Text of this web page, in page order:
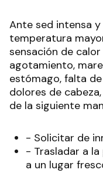
Ante sed intensa
temperatura
sensación de
agotamiento,
estómago, falta
dolores de
de la siguiente
- Solicitar de
- Trasladar a
a un lugar